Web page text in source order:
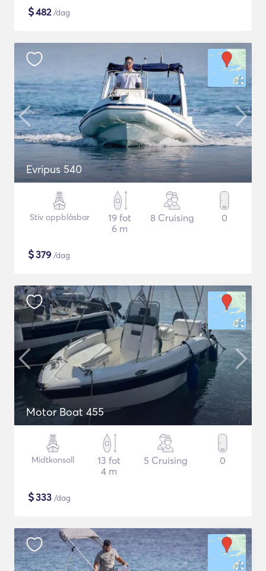
$482/dag
Evripus 540
Stiv oppblåsbar
19 fot
6 m
8 Cruising 0
$379 /dag
Motor Boat 455
Midtkonsoll
13 fot
4 m
5 Cruising 0
$333 /dag